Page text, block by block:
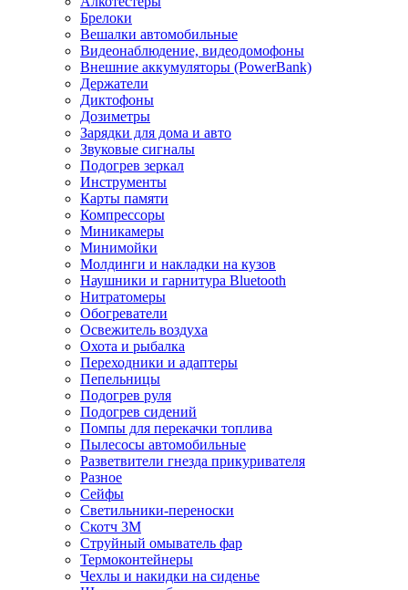
Брелоки
Вешалки автомобильные
Видеонаблюдение, видеодомофоны
Внешние аккумуляторы (PowerBank)
Держатели
Диктофоны
Дозиметры
Зарядки для дома и авто
Звуковые сигналы
Подогрев зеркал
Инструменты
Карты памяти
Компрессоры
Миникамеры
Минимойки
Молдинги и накладки на кузов
Наушники и гарнитура Bluetooth
Нитратомеры
Обогреватели
Освежитель воздуха
Охота и рыбалка
Переходники и адаптеры
Пепельницы
Подогрев руля
Подогрев сидений
Помпы для перекачки топлива
Пылесосы автомобильные
Разветвители гнезда прикуривателя
Разное
Сейфы
Светильники-переноски
Скотч 3М
Струйный омыватель фар
Термоконтейнеры
Чехлы и накидки на сиденье